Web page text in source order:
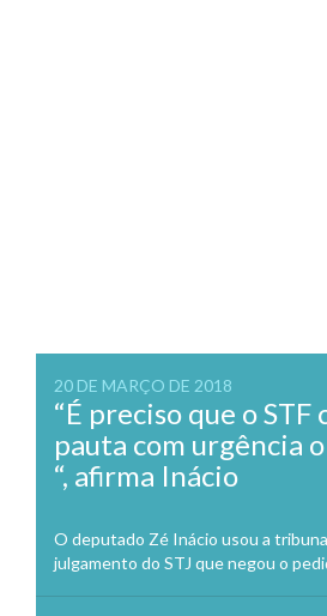
20 DE MARÇO DE 2018
“É preciso que o STF
pauta com urgência
“, afirma Inácio
O deputado Zé Inácio usou a
julgamento do STJ que negou o